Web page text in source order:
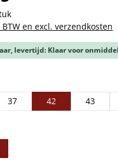
en excl. verzendkosten
levertijd: Klaar voor
37 42 43